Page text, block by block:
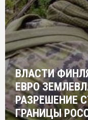
ВЛАСТИ
ЕВРО
РАЗРЕШЕНИЕ
ГРАНИЦЫ